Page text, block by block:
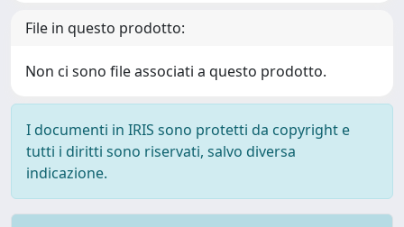
File in questo prodotto:
Non ci sono file associati a questo prodotto.
I documenti in IRIS sono protetti da copyright e
tutti i diritti sono riservati, salvo diversa
indicazione.